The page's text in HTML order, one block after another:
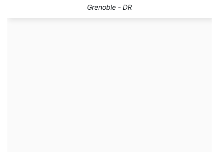
Grenoble - DR